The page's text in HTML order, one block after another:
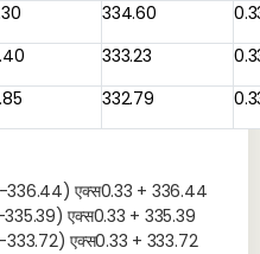
334.60
333.23
332.79
336.44) एक्स0.33 + 336.44
एक्स0.33 + 335.39
333.72) एक्स0.33 + 333.72